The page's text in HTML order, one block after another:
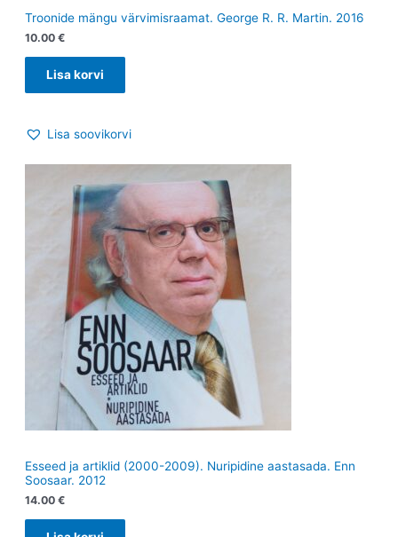
Troonide mängu värvimisraamat. George R. R. Martin. 2016
10.00 €
Lisa korvi
Lisa soovikorvi
Esseed ja artiklid (2000-2009). Nuripidine aastasada. Enn
Soosaar. 2012
14.00 €